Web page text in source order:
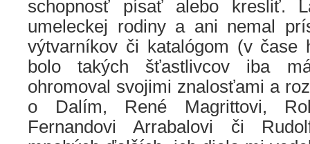
schopnosť písať alebo kresliť.
umeleckej rodiny a ani nemal
výtvarníkov či katalógom (v čase
bolo takých šťastlivcov iba
ohromoval svojimi znalosťami a
o Dalím, René Magrittovi,
Fernandovi Arrabalovi či